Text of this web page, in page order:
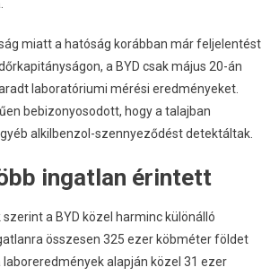
miatt a hatóság korábban már feljelentést
a BYD csak május 20-án
laboratóriumi mérési eredményeket.
bebizonyosodott, hogy a talajban
alkilbenzol-szennyeződést detektáltak.
ingatlan érintett
a BYD közel harminc különálló
összesen 325 ezer köbméter földet
laboreredmények alapján közel 31 ezer